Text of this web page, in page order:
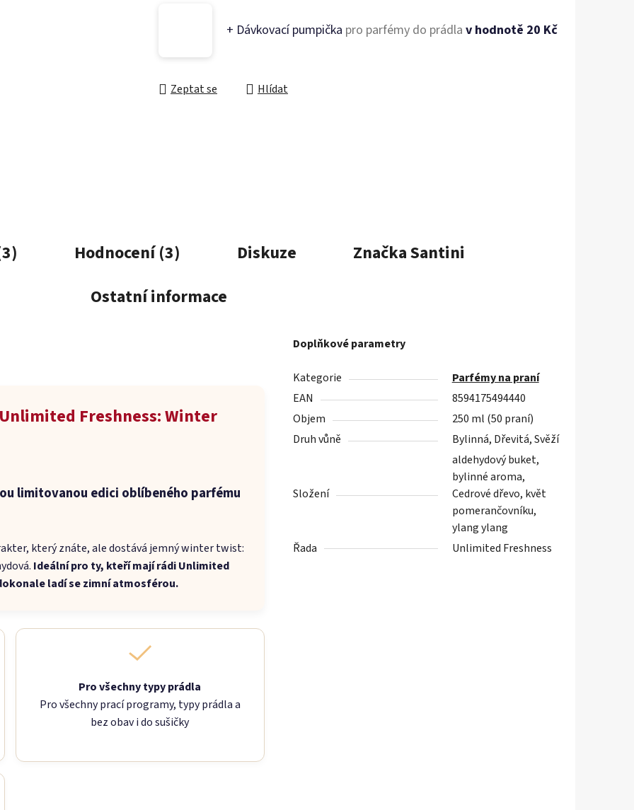
+ Dávkovací pumpička pro parfémy do prádla v hodnotě 20 Kč
Zeptat se Hlídat
Hodnocení (3) Diskuze ZnačkaSantini
Ostatní informace
Unlimited Freshness: Winter
limitovanou edici oblíbeného parfému
který znáte, ale dostává jemný winter twist:
Ideální pro ty, kteří mají rádi Unlimited
ladí se zimní atmosférou.
Pro všechny typy prádla
Pro všechny prací programy, typy prádla a
bez obav i do sušičky
Doplňkové parametry
Kategorie
Parfémy na praní
EAN
8594175494440
Objem
250 ml (50 praní)
Druh vůně
Bylinná, Dřevitá, Svěží
Složení
aldehydový buket,
bylinné aroma,
Cedrové dřevo, květ
pomerančovníku,
ylang ylang
Řada
Unlimited Freshness